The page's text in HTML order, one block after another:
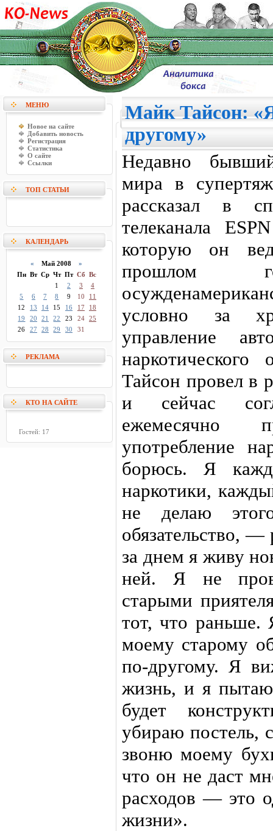
МЕНЮ
Новое на сайте
Добавить новость
Регистрация
Статистика
О сайте
Ссылки
ТОП СТАТЬИ
КАЛЕНДАРЬ
« Май 2008»
Пн Вт Ср Чт Пт Сб Вс
1
2 3
4
5
6 7 8 9 10
11
12
13 14 15 16 17
18
19
20 21 22 23 24 25
26
27 28 29 30 31
РЕКЛАМА
КТО НА САЙТЕ
Гостей: 17
Майк Тайсон:
другому»
Недавно
мира в
рассказал в
телеканала
которую он
условно за
управление
наркотического
Тайсон провел в
и сейчас
ежемесячно
употребление
борюсь. Я
наркотики,
не делаю
обязательство,
за днем я живу
ней. Я не
старыми
тот, что раньше.
моему старому
по-другому. Я
жизнь, и я
будет
убираю постель,
звоню моему
что он не даст
расходов — это
жизни».